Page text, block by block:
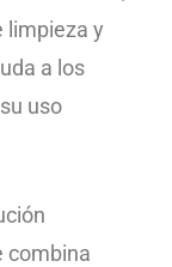
limpieza y
a los
uso
combina